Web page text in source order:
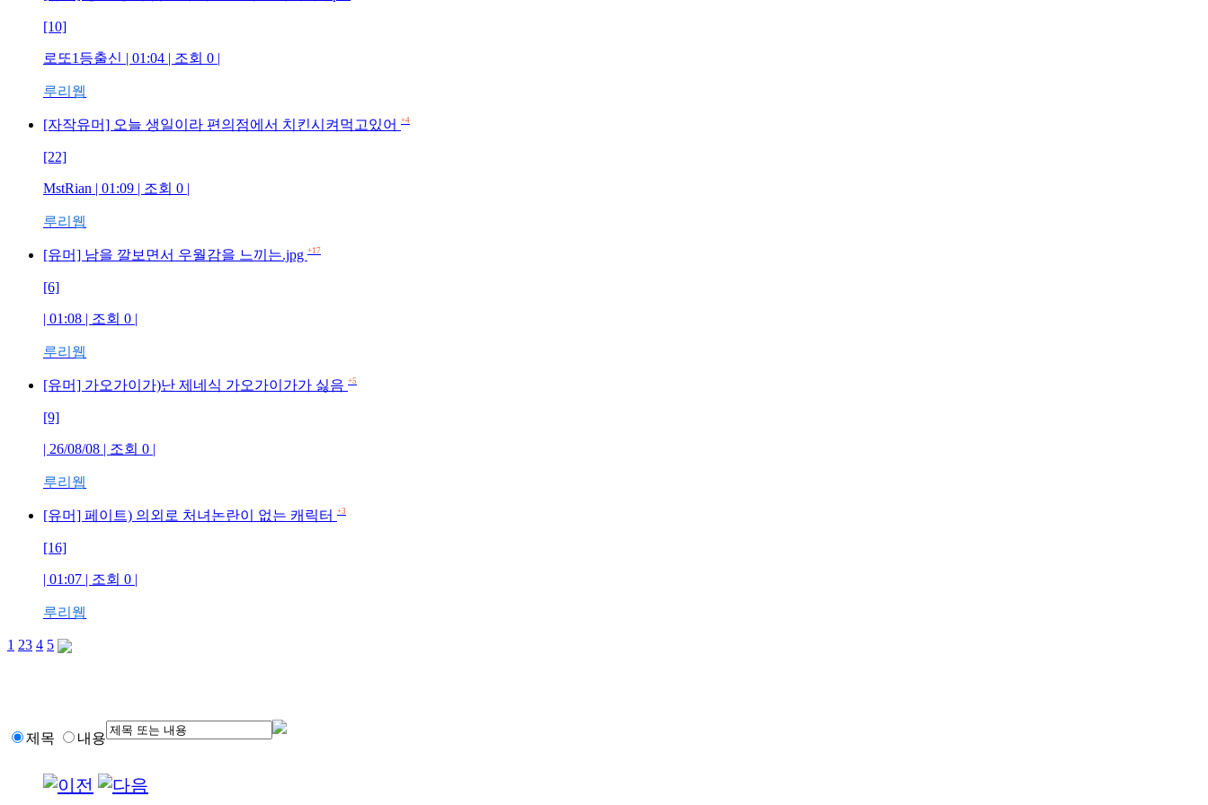
[10]
로또1등출신 | 01:04 | 조회 0 |
루리웹
[자작유머] 오늘 생일이라 편의점에서 치킨시켜먹고있어 +4
[22]
MstRian | 01:09 | 조회 0 |
루리웹
[유머] 남을 깔보면서 우월감을 느끼는.jpg +17
[6]
| 01:08 | 조회 0 |
루리웹
[유머] 가오가이가)난 제네식 가오가이가가 싫음 +5
[9]
| 26/08/08 | 조회 0 |
루리웹
[유머] 페이트) 의외로 처녀논란이 없는 캐릭터 +3
[16]
| 01:07 | 조회 0 |
루리웹
1 23 4 5
제목 내용